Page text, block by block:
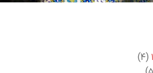
(۴)